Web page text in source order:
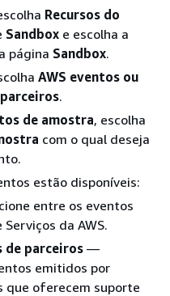
Recursos do
Sandbox e escolha a
página Sandbox.
AWS eventos ou
.
de amostra, escolha
com o qual deseja
estão disponíveis:
entre os eventos
da AWS.
de parceiros —
emitidos por
que oferecem suporte